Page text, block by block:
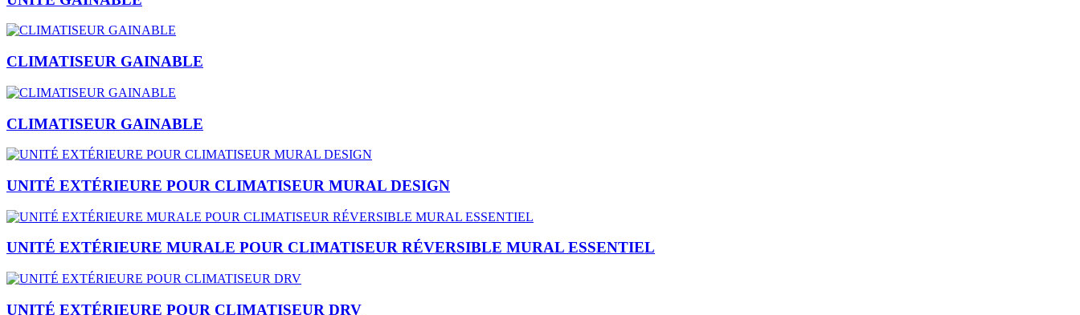
CLIMATISEUR GAINABLE
CLIMATISEUR GAINABLE
UNITÉ EXTÉRIEURE POUR CLIMATISEUR MURAL DESIGN
UNITÉ EXTÉRIEURE MURALE POUR CLIMATISEUR RÉVERSIBLE MURAL ESSENTIEL
UNITÉ EXTÉRIEURE POUR CLIMATISEUR DRV